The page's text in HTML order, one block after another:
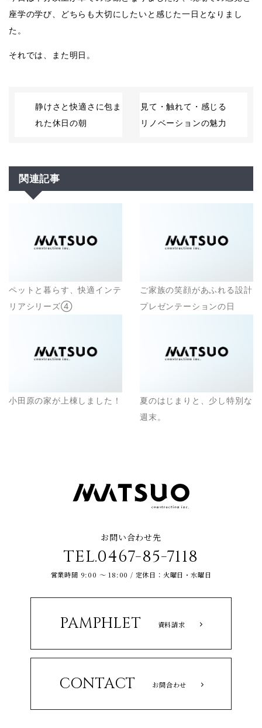
座学の学び、どちらも大切にしたいと感じた一日となりまし
た。
それでは、また明日。
静けさと快適さに包ま
れた休日の朝
見て・触れて・感じる
リノベーションの魅力
関連記事
ペットと暮らす、快適インテ
リアシリーズ④
ご家族の笑顔があふれる設計
プレゼンテーションの日
小田原の家が上棟しました！
夏のはじまりと、少し特別な
週末。
お問い合わせ先
TEL.0467-85-7118
営業時間 9:00 ～ 18:00 / 定休日：火曜日・水曜日
PAMPHLET 資料請求
CONTACT お問合わせ